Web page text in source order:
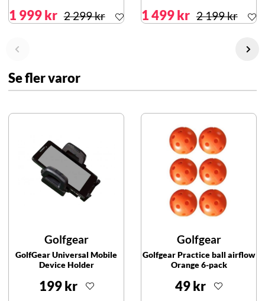
1 999 kr 2 299 kr 1 499 kr 2 199 kr
Se fler varor
Golfgear
GolfGear Universal Mobile
Device Holder
199 kr
Golfgear
Golfgear Practice ball airflow
Orange 6-pack
49 kr